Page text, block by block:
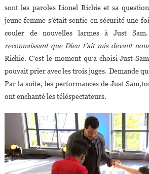
sont les paroles Lionel Richie et sa
jeune femme s’était sentie en sécurité une
couler de nouvelles larmes à Just Sam.
reconnaissant que Dieu t’ait mis devant
Richie. C’est le moment qu’a choisi Just
pouvait prier avec les trois juges. Demande
Par la suite, les performances de Just
ont enchanté les téléspectateurs.